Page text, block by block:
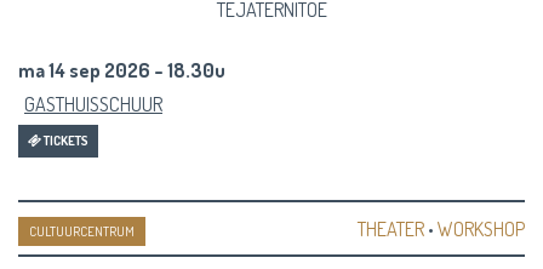
tickets
TEJATERNITOE
ma 14 sep 2026 - 18.30u
GASTHUISSCHUUR
TICKETS
CULTUURCENTRUM THEATER•WORKSHOP